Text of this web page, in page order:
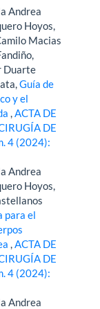
Andrea
Hoyos,
Macias
Duarte
Guía de
y el
,ACTA DE
DE
4 (2024):
Andrea
Hoyos,
para el
,ACTA DE
DE
4 (2024):
Andrea